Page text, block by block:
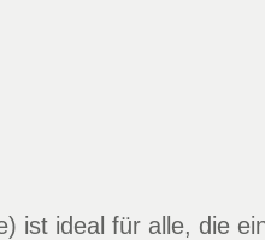
ist ideal für alle, die